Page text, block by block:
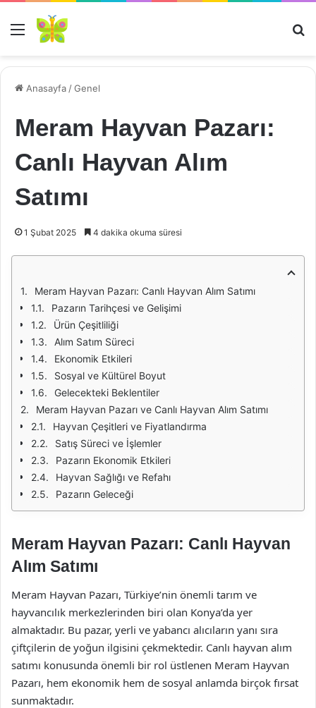
Menü
Anasayfa /Genel
Meram Hayvan Pazarı:
Canlı Hayvan Alım
Satımı
1 Şubat 2025 4 dakika okuma süresi
Meram Hayvan Pazarı: Canlı Hayvan Alım Satımı
Pazarın Tarihçesi ve Gelişimi
Ürün Çeşitliliği
Alım Satım Süreci
Ekonomik Etkileri
Sosyal ve Kültürel Boyut
Gelecekteki Beklentiler
Meram Hayvan Pazarı ve Canlı Hayvan Alım Satımı
Hayvan Çeşitleri ve Fiyatlandırma
Satış Süreci ve İşlemler
Pazarın Ekonomik Etkileri
Hayvan Sağlığı ve Refahı
Pazarın Geleceği
Meram Hayvan Pazarı: Canlı Hayvan
Alım Satımı
Meram Hayvan Pazarı, Türkiye’nin önemli tarım ve
hayvancılık merkezlerinden biri olan Konya’da yer
almaktadır. Bu pazar, yerli ve yabancı alıcıların yanı sıra
çiftçilerin de yoğun ilgisini çekmektedir. Canlı hayvan alım
satımı konusunda önemli bir rol üstlenen Meram Hayvan
Pazarı, hem ekonomik hem de sosyal anlamda birçok fırsat
sunmaktadır.